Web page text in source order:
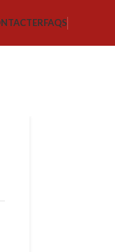
FAQS